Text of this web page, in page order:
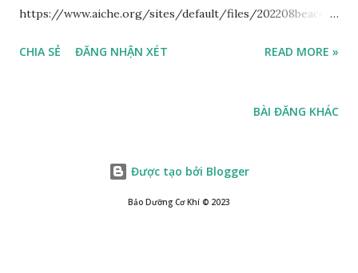
https://www.aiche.org/sites/default/files/202208beaconv
nó đang được làm sạch bằng xe hút chân không thông qua
thầu bị thiệt mạng - 1người khác bị thương nặng. Công
Nguyên nhân: - Trong quá trình chuẩn bị Giấy
CHIA SẺ ĐĂNG NHẬN XÉT READ MORE »
BÀI ĐĂNG KHÁC
Được tạo bởi Blogger
Bảo Dưỡng Cơ Khí ©️ 2023